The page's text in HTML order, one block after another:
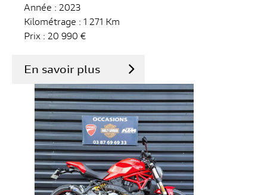
Année : 2023
Kilométrage : 1 271 Km
Prix : 20 990 €
En savoir plus